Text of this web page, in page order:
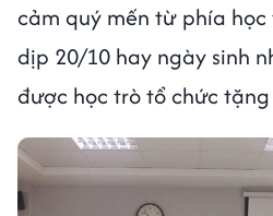
cảm quý mến từ phía
dịp 20/10 hay ngày sinh
được học trò tổ chức